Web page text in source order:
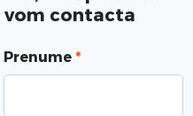
contacta
Prenume *